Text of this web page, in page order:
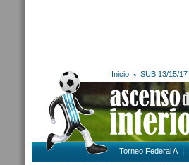
Inicio SUB 13/15/17
Torneo Federal A